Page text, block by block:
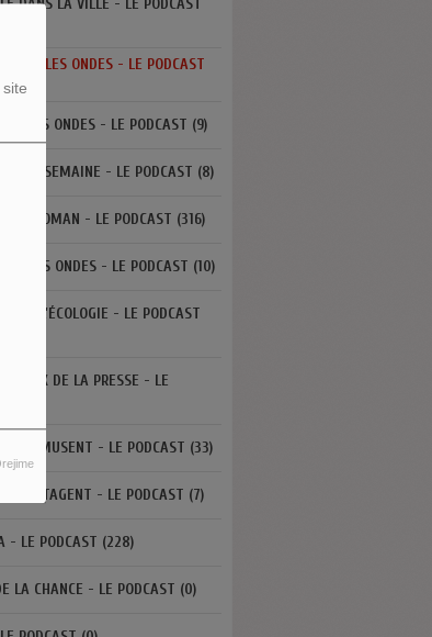
DANS LA VILLE - LE PODCAST
SUR LES ONDES - LE PODCAST
DES ONDES - LE PODCAST (9)
DE LA SEMAINE - LE PODCAST (8)
UN ROMAN - LE PODCAST (316)
DES ONDES - LE PODCAST (10)
DE L'ÉCOLOGIE - LE PODCAST
VOIX DE LA PRESSE - LE
S'AMUSENT - LE PODCAST (33)
PARTAGENT - LE PODCAST (7)
- LE PODCAST (228)
LA CHANCE - LE PODCAST (0)